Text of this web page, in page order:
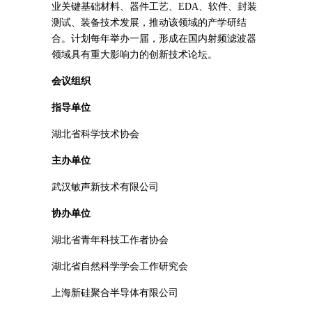
业关键基础材料、器件工艺、EDA、软件、封装
测试、装备技术发展，推动该领域的产学研结
合。计划每年举办一届，形成在国内射频滤波器
领域具有重大影响力的创新技术论坛。
会议组织
指导单位
湖北省科学技术协会
主办单位
武汉敏声新技术有限公司
协办单位
湖北省青年科技工作者协会
湖北省自然科学学会工作研究会
上海新硅聚合半导体有限公司